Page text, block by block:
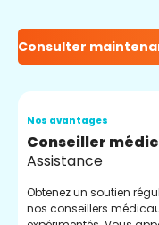
Consulter
Nos avantages
Conseiller
Assistance
Obtenez un soutien
nos conseillers